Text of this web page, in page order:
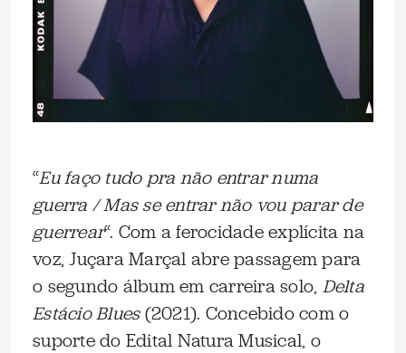
“Eu faço tudo pra não entrar numa
guerra / Mas se entrar não vou parar de
guerrear“. Com a ferocidade explícita na
voz, Juçara Marçal abre passagem para
o segundo álbum em carreira solo, Delta
Estácio Blues(2021). Concebido com o
suporte do Edital Natura Musical, o